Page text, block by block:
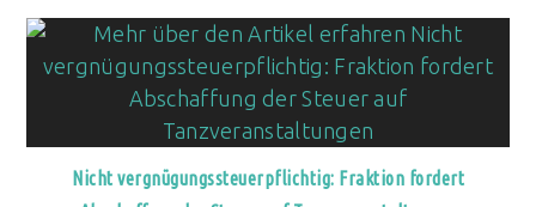
Nicht vergnügungssteuerpflichtig: Fraktion fordert